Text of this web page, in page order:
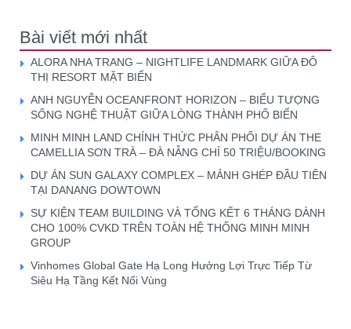
Bài viết mới nhất
ALORA NHA TRANG – NIGHTLIFE LANDMARK GIỮA ĐÔ
THỊ RESORT MẶT BIỂN
ANH NGUYỄN OCEANFRONT HORIZON – BIỂU TƯỢNG
SỐNG NGHỆ THUẬT GIỮA LÒNG THÀNH PHỐ BIỂN
MINH MINH LAND CHÍNH THỨC PHÂN PHỐI DỰ ÁN THE
CAMELLIA SƠN TRÀ – ĐÀ NẴNG CHỈ 50 TRIỆU/BOOKING
DỰ ÁN SUN GALAXY COMPLEX – MẢNH GHÉP ĐẦU TIÊN
TẠI DANANG DOWTOWN
SỰ KIỆN TEAM BUILDING VÀ TỔNG KẾT 6 THÁNG DÀNH
CHO 100% CVKD TRÊN TOÀN HỆ THỐNG MINH MINH
GROUP
Vinhomes Global Gate Hạ Long Hưởng Lợi Trực Tiếp Từ
Siêu Hạ Tầng Kết Nối Vùng